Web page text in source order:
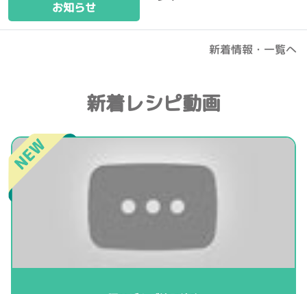
お知らせ
新着情報・一覧へ
新着レシピ動画